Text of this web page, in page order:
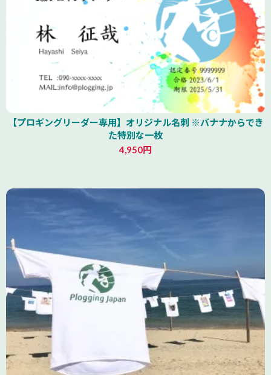
【プロギングリーダー専用】オリジナル名刺 ※バナナからでき
た特別な一枚
4,950円